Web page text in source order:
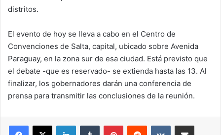
distritos.
El evento de hoy se lleva a cabo en el Centro de
Convenciones de Salta, capital, ubicado sobre Avenida
Paraguay, en la zona sur de esa ciudad. Está previsto que
el debate -que es reservado- se extienda hasta las 13. Al
finalizar, los gobernadores darán una conferencia de
prensa para transmitir las conclusiones de la reunión.